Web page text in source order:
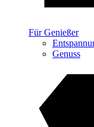
Für Genießer
Genuss